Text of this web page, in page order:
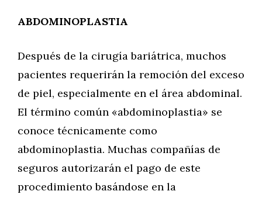
ABDOMINOPLASTIA
Después de la cirugía bariátrica, muchos
pacientes requerirán la remoción del exceso
de piel, especialmente en el área abdominal.
El término común «abdominoplastia» se
conoce técnicamente como
abdominoplastia. Muchas compañías de
seguros autorizarán el pago de este
procedimiento basándose en la